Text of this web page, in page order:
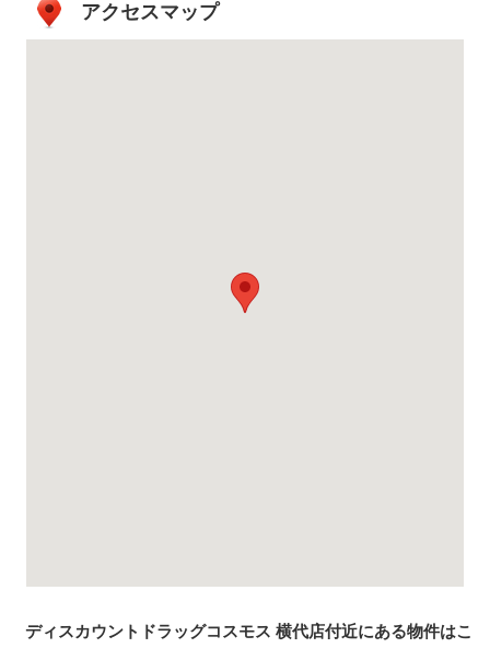
アクセスマップ
ディスカウントドラッグコスモス 横代店付近にある物件はこ